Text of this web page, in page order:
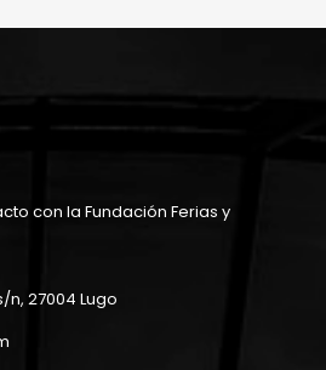
con la Fundación Ferias y
n, 27004 Lugo